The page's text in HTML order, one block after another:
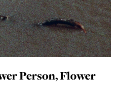
Person, Flower